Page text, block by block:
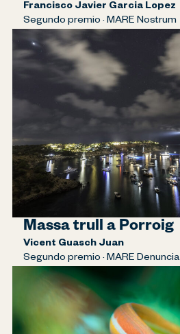
Francisco Javier Garcia Lopez
Segundo premio · MARE Nostrum
Massa trull a Porroig
Vicent Guasch Juan
Segundo premio · MARE Denuncia